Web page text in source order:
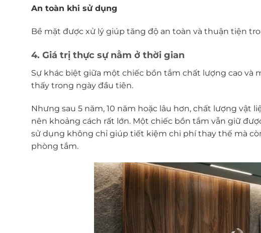
An toàn khi sử dụng
Bề mặt được xử lý giúp tăng độ an toàn và thuận tiện
4. Giá trị thực sự nằm ở thời gian
Sự khác biệt giữa một chiếc bồn tắm chất lượng cao
thấy trong ngày đầu tiên.
Nhưng sau 5 năm, 10 năm hoặc lâu hơn, chất lượng vật
nên khoảng cách rất lớn. Một chiếc bồn tắm vẫn giữ
sử dụng không chỉ giúp tiết kiệm chi phí thay thế mà
phòng tắm.